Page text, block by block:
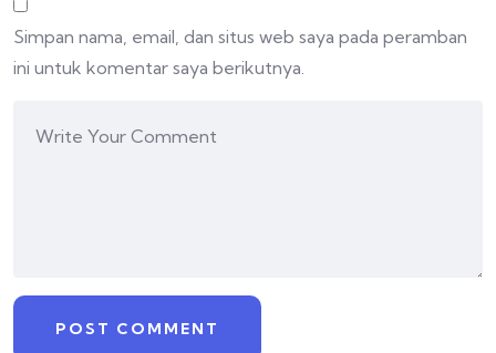
Simpan nama, email, dan situs web saya pada peramban
ini untuk komentar saya berikutnya.